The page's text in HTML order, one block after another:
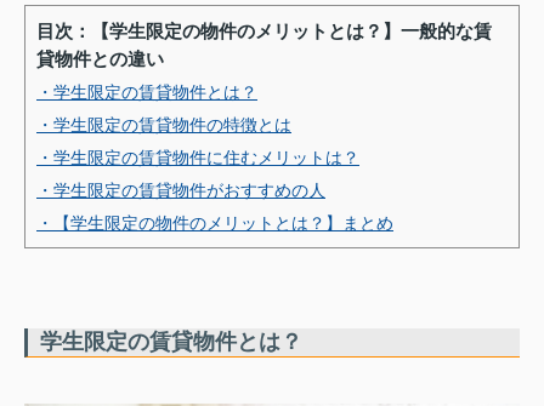
目次：【学生限定の物件のメリットとは？】一般的な賃
貸物件との違い
・学生限定の賃貸物件とは？
・学生限定の賃貸物件の特徴とは
・学生限定の賃貸物件に住むメリットは？
・学生限定の賃貸物件がおすすめの人
・【学生限定の物件のメリットとは？】まとめ
学生限定の賃貸物件とは？